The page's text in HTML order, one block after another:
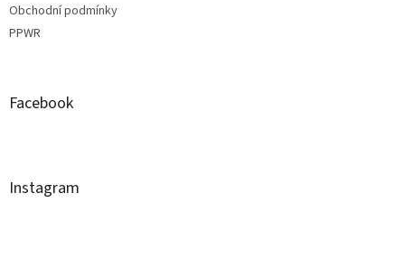
Obchodní podmínky
PPWR
Facebook
Instagram